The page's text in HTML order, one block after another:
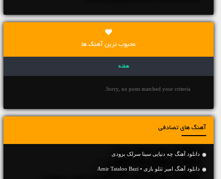
محبوب ترین آهنگ ها
هفته
Sorry, no posts matched your criteria.
آهنگ های تصادفی
دانلود آهنگ چه دنیایی سینا سرلک بزودی
دانلود آهنگ امیر تتلو بازی • Amir Tataloo Bazi